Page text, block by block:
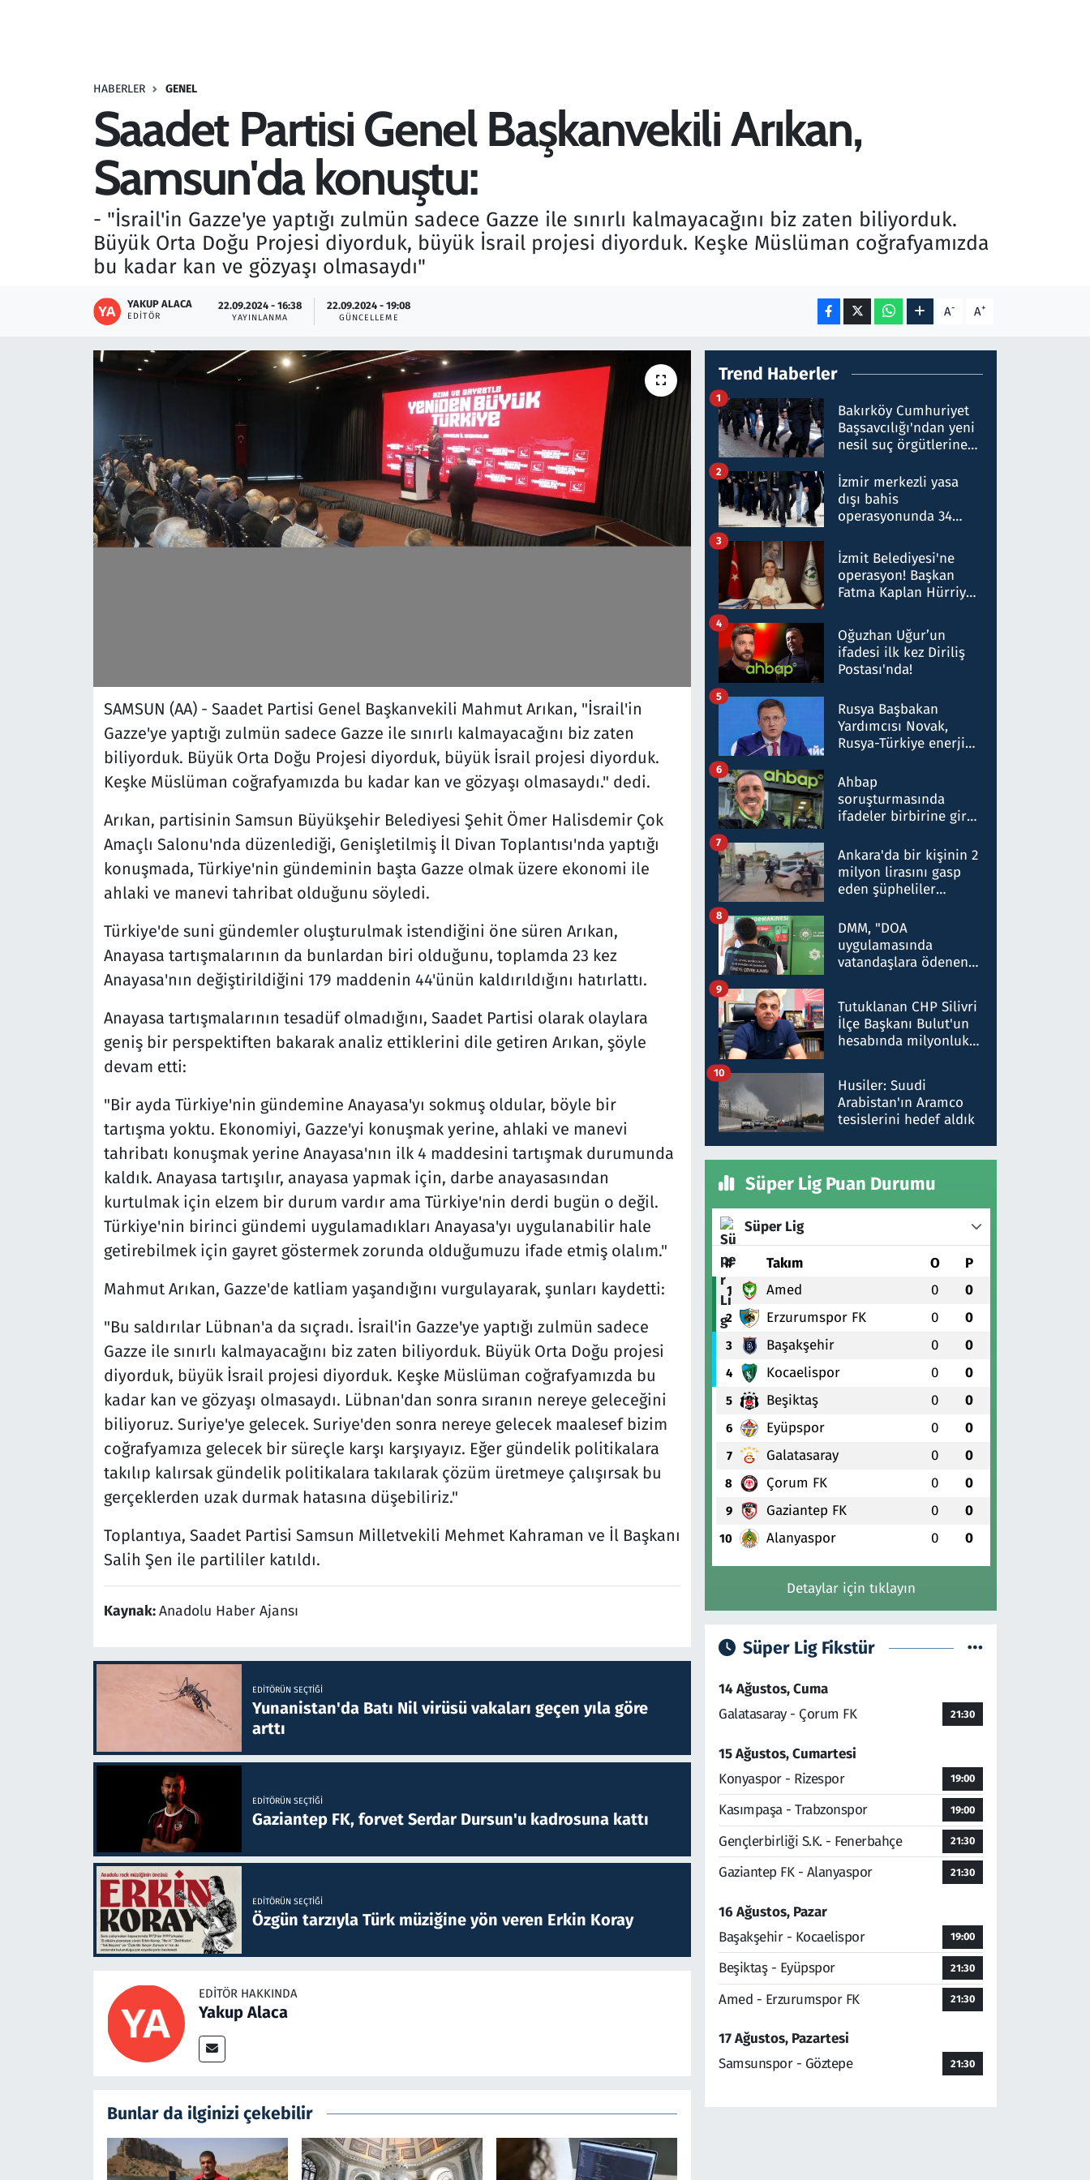
HABERLER GENEL
Saadet Partisi Genel Başkanvekili Arıkan,
Samsun'da konuştu:
- "İsrail'in Gazze'ye yaptığı zulmün sadece Gazze ile sınırlı kalmayacağını biz zaten biliyorduk.
Büyük Orta Doğu Projesi diyorduk, büyük İsrail projesi diyorduk. Keşke Müslüman coğrafyamızda
bu kadar kan ve gözyaşı olmasaydı"
YAKUP ALACA
EDITÖR
22.09.2024 - 16:38
YAYINLANMA
22.09.2024 - 19:08
GÜNCELLEME A- A+
SAMSUN (AA) - Saadet Partisi Genel Başkanvekili Mahmut Arıkan, "İsrail'in
Gazze'ye yaptığı zulmün sadece Gazze ile sınırlı kalmayacağını biz zaten
biliyorduk. Büyük Orta Doğu Projesi diyorduk, büyük İsrail projesi diyorduk.
Keşke Müslüman coğrafyamızda bu kadar kan ve gözyaşı olmasaydı." dedi.
Arıkan, partisinin Samsun Büyükşehir Belediyesi Şehit Ömer Halisdemir Çok
Amaçlı Salonu'nda düzenlediği, Genişletilmiş İl Divan Toplantısı'nda yaptığı
konuşmada, Türkiye'nin gündeminin başta Gazze olmak üzere ekonomi ile
ahlaki ve manevi tahribat olduğunu söyledi.
Türkiye'de suni gündemler oluşturulmak istendiğini öne süren Arıkan,
Anayasa tartışmalarının da bunlardan biri olduğunu, toplamda 23 kez
Anayasa'nın değiştirildiğini 179 maddenin 44'ünün kaldırıldığını hatırlattı.
Anayasa tartışmalarının tesadüf olmadığını, Saadet Partisi olarak olaylara
geniş bir perspektiften bakarak analiz ettiklerini dile getiren Arıkan, şöyle
devam etti:
"Bir ayda Türkiye'nin gündemine Anayasa'yı sokmuş oldular, böyle bir
tartışma yoktu. Ekonomiyi, Gazze'yi konuşmak yerine, ahlaki ve manevi
tahribatı konuşmak yerine Anayasa'nın ilk 4 maddesini tartışmak durumunda
kaldık. Anayasa tartışılır, anayasa yapmak için, darbe anayasasından
kurtulmak için elzem bir durum vardır ama Türkiye'nin derdi bugün o değil.
Türkiye'nin birinci gündemi uygulamadıkları Anayasa'yı uygulanabilir hale
getirebilmek için gayret göstermek zorunda olduğumuzu ifade etmiş olalım."
Mahmut Arıkan, Gazze'de katliam yaşandığını vurgulayarak, şunları kaydetti:
"Bu saldırılar Lübnan'a da sıçradı. İsrail'in Gazze'ye yaptığı zulmün sadece
Gazze ile sınırlı kalmayacağını biz zaten biliyorduk. Büyük Orta Doğu projesi
diyorduk, büyük İsrail projesi diyorduk. Keşke Müslüman coğrafyamızda bu
kadar kan ve gözyaşı olmasaydı. Lübnan'dan sonra sıranın nereye geleceğini
biliyoruz. Suriye'ye gelecek. Suriye'den sonra nereye gelecek maalesef bizim
coğrafyamıza gelecek bir süreçle karşı karşıyayız. Eğer gündelik politikalara
takılıp kalırsak gündelik politikalara takılarak çözüm üretmeye çalışırsak bu
gerçeklerden uzak durmak hatasına düşebiliriz."
Toplantıya, Saadet Partisi Samsun Milletvekili Mehmet Kahraman ve İl Başkanı
Salih Şen ile partililer katıldı.
Kaynak:Anadolu Haber Ajansı
EDITÖRÜN SEÇTIĞI
Yunanistan'da Batı Nil virüsü vakaları geçen yıla göre
arttı
EDITÖRÜN SEÇTIĞI
Gaziantep FK, forvet Serdar Dursun'u kadrosuna kattı
EDITÖRÜN SEÇTIĞI
Özgün tarzıyla Türk müziğine yön veren Erkin Koray
EDITÖR HAKKINDA
Yakup Alaca
Bunlar da ilginizi çekebilir
Trend Haberler
Bakırköy Cumhuriyet
Başsavcılığı'ndan yeni
nesil suç örgütlerine
hakkında gözaltı kararı
1
İzmir merkezli yasa
dışı bahis
operasyonunda 34
Milyar liralık para
trafiği tespit edildi
2
İzmit Belediyesi'ne
operasyon! Başkan
Fatma Kaplan Hürriyet
3
Oğuzhan Uğur’un
ifadesi ilk kez Diriliş
Postası'nda!
4
Rusya Başbakan
Yardımcısı Novak,
Rusya-Türkiye enerji
nitelikte olduğunu
belirtti
5
Ahbap
soruşturmasında
ifadeler birbirine girdi:
ifadelerinden ortaya
çıkan tablo şok etti
6
Ankara'da bir kişinin 2
milyon lirasını gasp
eden şüpheliler
7
DMM, "DOA
uygulamasında
vatandaşlara ödenen
düşürüldüğü" iddiasını
yalanladı
8
Tutuklanan CHP Silivri
İlçe Başkanı Bulut'un
hesabında milyonluk
talimat verdi, ben
gönderdim
9
Husiler: Suudi
Arabistan'ın Aramco
tesislerini hedef aldık
10
Süper Lig Puan Durumu
Süper Lig
# Takım O P
1 Amed 0 0
2 Erzurumspor FK 0 0
3 Başakşehir 0 0
4 Kocaelispor 0 0
5 Beşiktaş 0 0
6 Eyüpspor 0 0
7 Galatasaray 0 0
8 Çorum FK 0 0
9 Gaziantep FK 0 0
10 Alanyaspor 0 0
Detaylar için tıklayın
Süper Lig Fikstür
14 Ağustos, Cuma
Galatasaray - Çorum FK
21:30
15 Ağustos, Cumartesi
Konyaspor - Rizespor
19:00
Kasımpaşa - Trabzonspor 19:00
Gençlerbirliği S.K. - Fenerbahçe 21:30
Gaziantep FK - Alanyaspor 21:30
16 Ağustos, Pazar
Başakşehir - Kocaelispor
19:00
Beşiktaş - Eyüpspor 21:30
Amed - Erzurumspor FK 21:30
17 Ağustos, Pazartesi
Samsunspor - Göztepe
21:30
Savunma Sanayi
Televizyon